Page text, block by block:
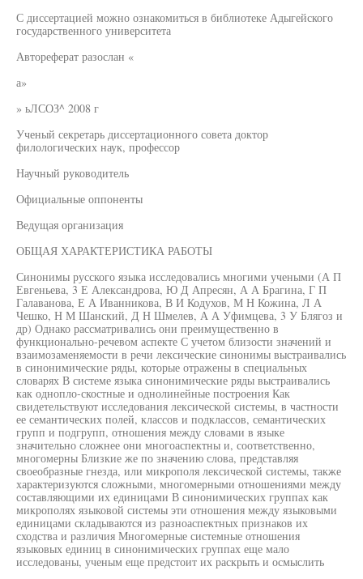
С диссертацией можно ознакомиться в библиотеке Адыгейского
государственного университета
Автореферат разослан «
а»
» ьЛСОЗ^ 2008 г
Ученый секретарь диссертационного совета доктор
филологических наук, профессор
Научный руководитель
Официальные оппоненты
Ведущая организация
ОБЩАЯ ХАРАКТЕРИСТИКА РАБОТЫ
Синонимы русского языка исследовались многими учеными (А П
Евгеньева, 3 Е Александрова, Ю Д Апресян, А А Брагина, Г П
Галаванова, Е А Иванникова, В И Кодухов, М Н Кожина, Л А
Чешко, Н М Шанский, Д Н Шмелев, А А Уфимцева, 3 У Блягоз и
др) Однако рассматривались они преимущественно в
функционально-речевом аспекте С учетом близости значений и
взаимозаменяемости в речи лексические синонимы выстраивались
в синонимические ряды, которые отражены в специальных
словарях В системе языка синонимические ряды выстраивались
как однопло-скостные и однолинейные построения Как
свидетельствуют исследования лексической системы, в частности
ее семантических полей, классов и подклассов, семантических
групп и подгрупп, отношения между словами в языке
значительно сложнее они многоаспектны и, соответственно,
многомерны Близкие же по значению слова, представляя
своеобразные гнезда, или микрополя лексической системы, также
характеризуются сложными, многомерными отношениями между
составляющими их единицами В синонимических группах как
микрополях языковой системы эти отношения между языковыми
единицами складываются из разноаспектных признаков их
сходства и различия Многомерные системные отношения
языковых единиц в синонимических группах еще мало
исследованы, ученым еще предстоит их раскрыть и осмыслить